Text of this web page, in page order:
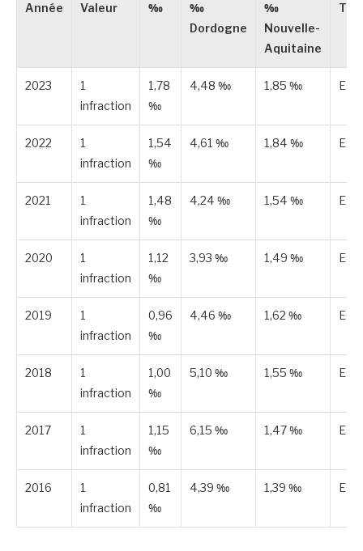
Année Valeur ‰
‰
Dordogne
‰
Nouvelle-
Aquitaine
2023
1
infraction
1,78
‰
4,48 ‰ 1,85 ‰
2022
1
infraction
1,54
‰
4,61 ‰ 1,84 ‰
2021
1
infraction
1,48
‰
4,24 ‰ 1,54 ‰
2020
1
infraction
1,12
‰
3,93 ‰ 1,49 ‰
2019
1
infraction
0,96
‰
4,46 ‰ 1,62 ‰
2018
1
infraction
1,00
‰
5,10 ‰ 1,55 ‰
2017
1
infraction
1,15
‰
6,15 ‰ 1,47 ‰
2016
1
infraction
0,81
‰
4,39 ‰ 1,39 ‰